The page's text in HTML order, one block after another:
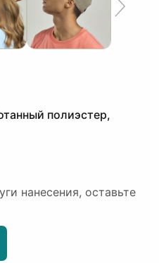
полиэстер,
нанесения, оставьте